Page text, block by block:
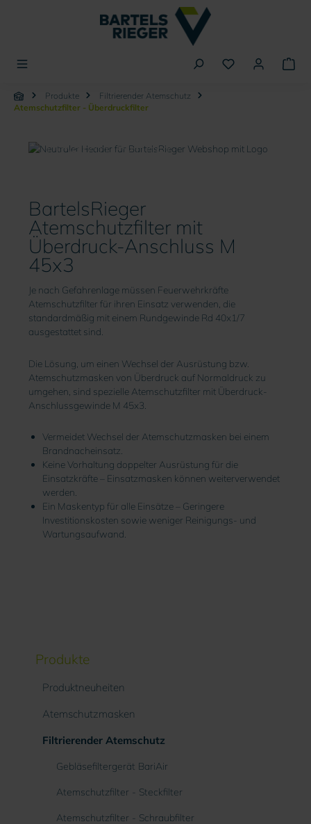
Produkte
Filtrierender Atemschutz
Atemschutzfilter - Überdruckfilter
Überdruckfilter
BartelsRieger
Atemschutzfilter mit
Überdruck-Anschluss M
45x3
Je nach Gefahrenlage müssen Feuerwehrkräfte
Atemschutzfilter für ihren Einsatz verwenden, die
standardmäßig mit einem Rundgewinde Rd 40x1/7
ausgestattet sind.
Die Lösung, um einen Wechsel der Ausrüstung bzw.
Atemschutzmasken von Überdruck auf Normaldruck zu
umgehen, sind spezielle Atemschutzfilter mit Überdruck-
Anschlussgewinde M 45x3.
Vermeidet Wechsel der Atemschutzmasken bei einem
Brandnacheinsatz.
Keine Vorhaltung doppelter Ausrüstung für die
Einsatzkräfte – Einsatzmasken können weiterverwendet
werden.
Ein Maskentyp für alle Einsätze – Geringere
Investitionskosten sowie weniger Reinigungs- und
Wartungsaufwand.
Produkte
Produktneuheiten
Atemschutzmasken
Filtrierender Atemschutz
Gebläsefiltergerät BariAir
Atemschutzfilter - Steckfilter
Atemschutzfilter - Schraubfilter